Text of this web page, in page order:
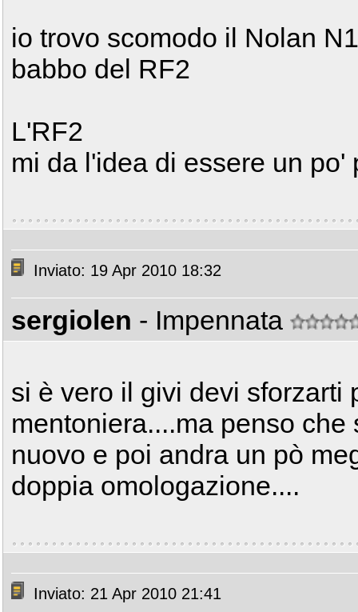
io trovo scomodo il Nolan
babbo del RF2
L'RF2
mi da l'idea di essere un po'
Inviato: 19 Apr 2010 18:32
sergiolen - Impennata
si è vero il givi devi sforzarti
mentoniera....ma penso
nuovo e poi andra un pò
doppia omologazione....
Inviato: 21 Apr 2010 21:41